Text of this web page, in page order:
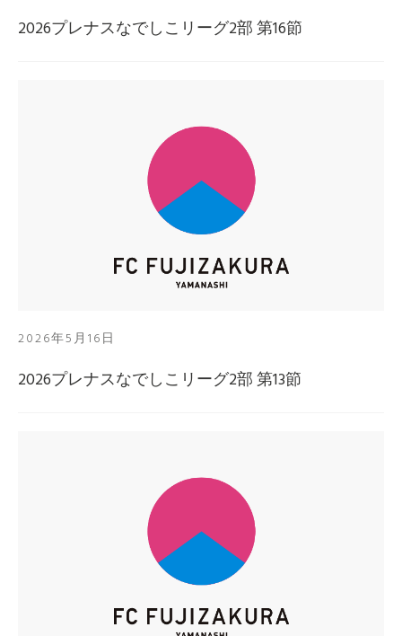
2026プレナスなでしこリーグ2部 第16節
2026年5月16日
2026プレナスなでしこリーグ2部 第13節